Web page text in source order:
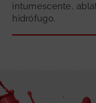
intumescente,
hidrófugo.